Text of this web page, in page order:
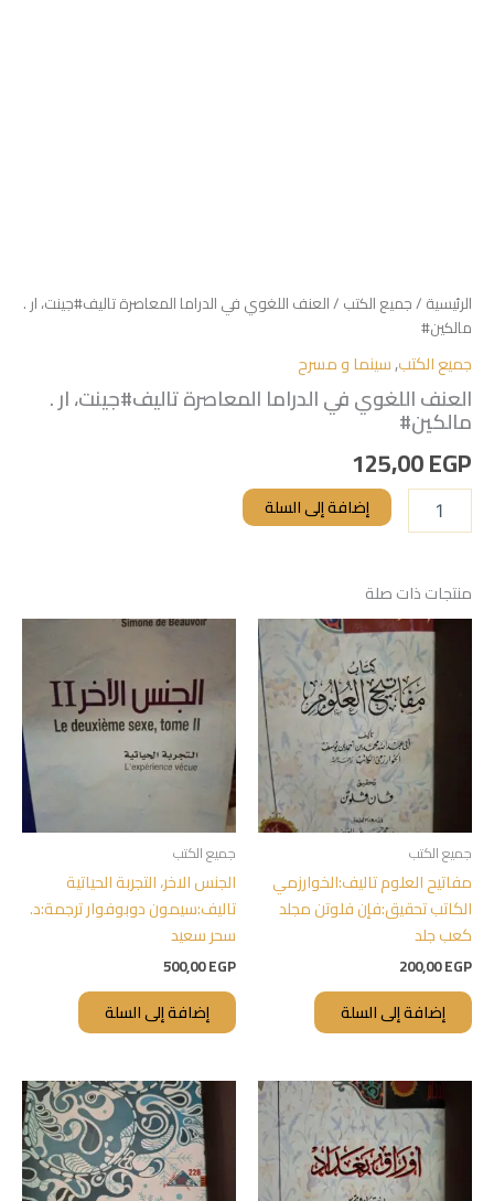
الرئيسية /جميع الكتب / العنف اللغوي في الدراما المعاصرة تاليف#جينت، ار .
مالكين#
جميع الكتب,سينما و مسرح
العنف اللغوي في الدراما المعاصرة تاليف#جينت، ار .
مالكين#
125,00EGP
إضافة إلى السلة
منتجات ذات صلة
جميع الكتب
مفاتيح العلوم تاليف:الخوارزمي
الكاتب تحقيق:فإن فلوتن مجلد
كعب جلد
200,00EGP
إضافة إلى السلة
جميع الكتب
الجنس الاخر، التجربة الحياتية
تاليف:سيمون دوبوفوار ترجمة:د.
سحر سعيد
500,00EGP
إضافة إلى السلة